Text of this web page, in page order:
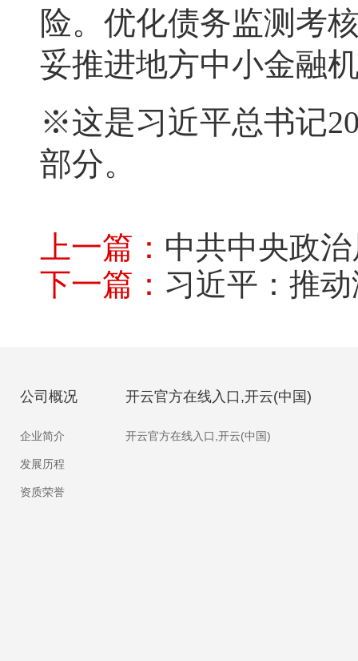
险。优化债务监测考
妥推进地方中小金融
※这是习近平总书记
部分。
上一篇： 中共中央政治局召开民主生活会
下一篇： 习近平：推
公司概况
企业简介
发展历程
资质荣誉
开云官方在线入口,开云(中国)
开云官方在线入口,开云(中国)